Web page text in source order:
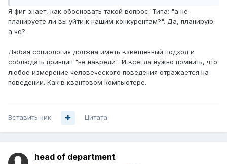
Я фиг знает, как обосновать такой вопрос. Типа: "а не
планируете ли вы уйти к нашим конкурентам?". Да, планирую.
а че?
Любая социология должна иметь взвешенный подход и
соблюдать принцип "не навреди". И всегда нужно помнить, что
любое измерение человеческого поведения отражается на
поведении. Как в квантовом компьютере.
Вставить ник Цитата
head of department